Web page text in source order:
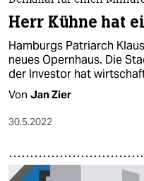
Herr Kühne hat
Hamburgs Patriarch
neues Opernhaus. Die
der Investor hat
Von Jan Zier
30.5.2022